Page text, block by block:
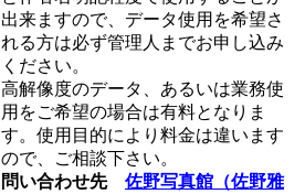
出来ますので、データ使用を希望さ
れる方は必ず管理人までお申し込み
ください。
高解像度のデータ、あるいは業務使
用をご希望の場合は有料となりま
す。使用目的により料金は違います
ので、ご相談下さい。
問い合わせ先 佐野写真館（佐野雅